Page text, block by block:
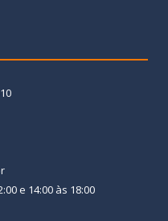
e 14:00 às 18:00